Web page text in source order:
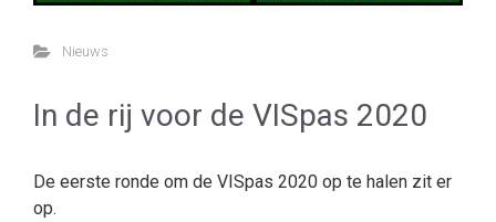
Nieuws
In de rij voor de VISpas 2020
De eerste ronde om de VISpas 2020 op te halen zit er
op.